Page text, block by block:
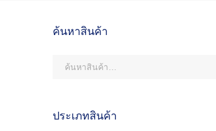
ค้นหาสินค้า
ประเภทสินค้า